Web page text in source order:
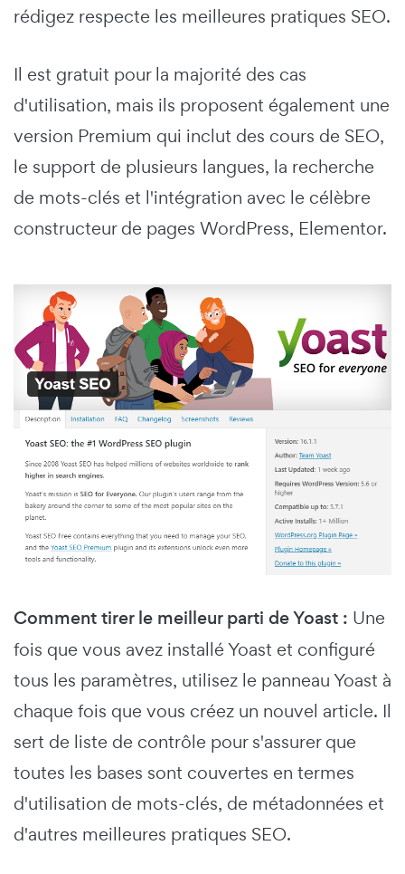
rédigez respecte les meilleures pratiques SEO.
Il est gratuit pour la majorité des cas
d'utilisation, mais ils proposent également une
version Premium qui inclut des cours de SEO,
le support de plusieurs langues, la recherche
de mots-clés et l'intégration avec le célèbre
constructeur de pages WordPress, Elementor.
Comment tirer le meilleur parti de Yoast : Une
fois que vous avez installé Yoast et configuré
tous les paramètres, utilisez le panneau Yoast à
chaque fois que vous créez un nouvel article. Il
sert de liste de contrôle pour s'assurer que
toutes les bases sont couvertes en termes
d'utilisation de mots-clés, de métadonnées et
d'autres meilleures pratiques SEO.